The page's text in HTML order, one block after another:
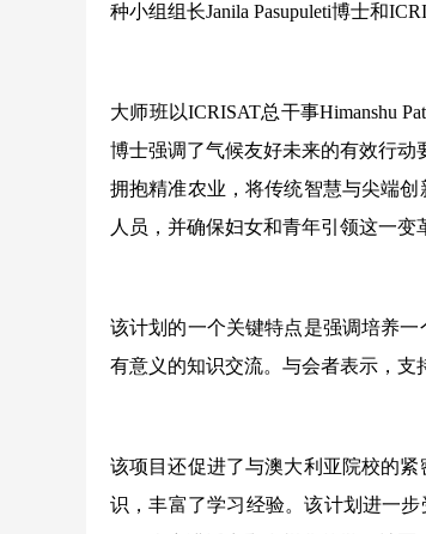
种小组组长Janila Pasupuleti博士和
大师班以ICRISAT总干事Himanshu
博士强调了气候友好未来的有效行
拥抱精准农业，将传统智慧与尖端
人员，并确保妇女和青年引领这一变
该计划的一个关键特点是强调培养
有意义的知识交流。与会者表示，支
该项目还促进了与澳大利亚院校的
识，丰富了学习经验。该计划进一